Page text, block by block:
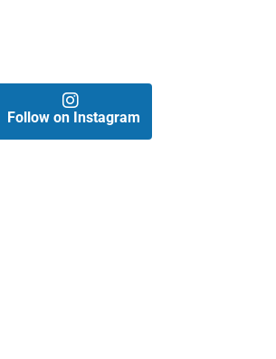
Follow on Instagram